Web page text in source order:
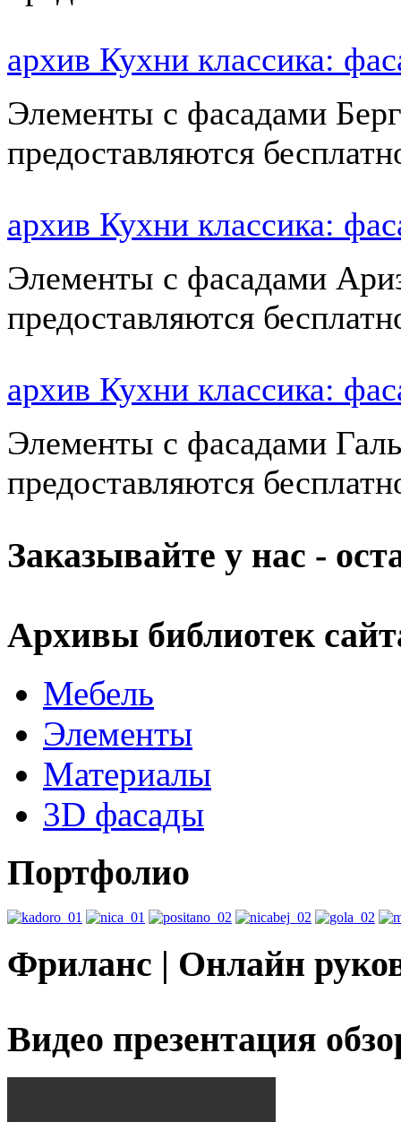
архив Кухни классика:
Элементы с фасадами
предоставляются
архив Кухни классика:
Элементы с фасадами
предоставляются
архив Кухни классика:
Элементы с фасадами
предоставляются
Заказывайте у нас -
Архивы библиотек
Мебель
Элементы
Материалы
3D фасады
Портфолио
Фриланс | Онлайн
Видео презентация